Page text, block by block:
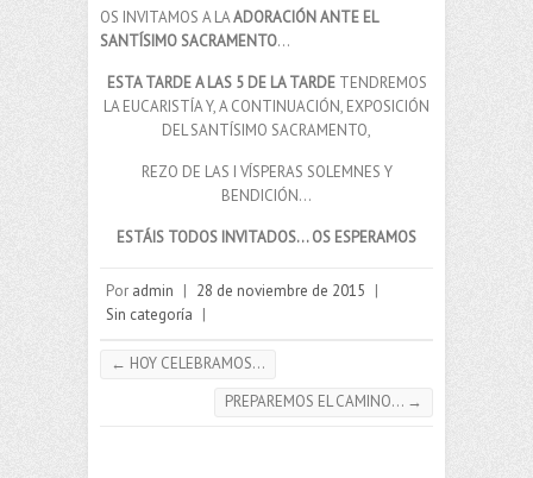
OS INVITAMOS A LAADORACIÓN ANTE EL
SANTÍSIMO SACRAMENTO…
ESTA TARDE A LAS 5 DE LA TARDETENDREMOS
LA EUCARISTÍA Y, A CONTINUACIÓN, EXPOSICIÓN
DEL SANTÍSIMO SACRAMENTO,
REZO DE LAS I VÍSPERAS SOLEMNES Y
BENDICIÓN…
ESTÁIS TODOS INVITADOS… OS ESPERAMOS
Por admin | 28 de noviembre de 2015 |
Sin categoría |
← HOY CELEBRAMOS…
PREPAREMOS EL CAMINO… →